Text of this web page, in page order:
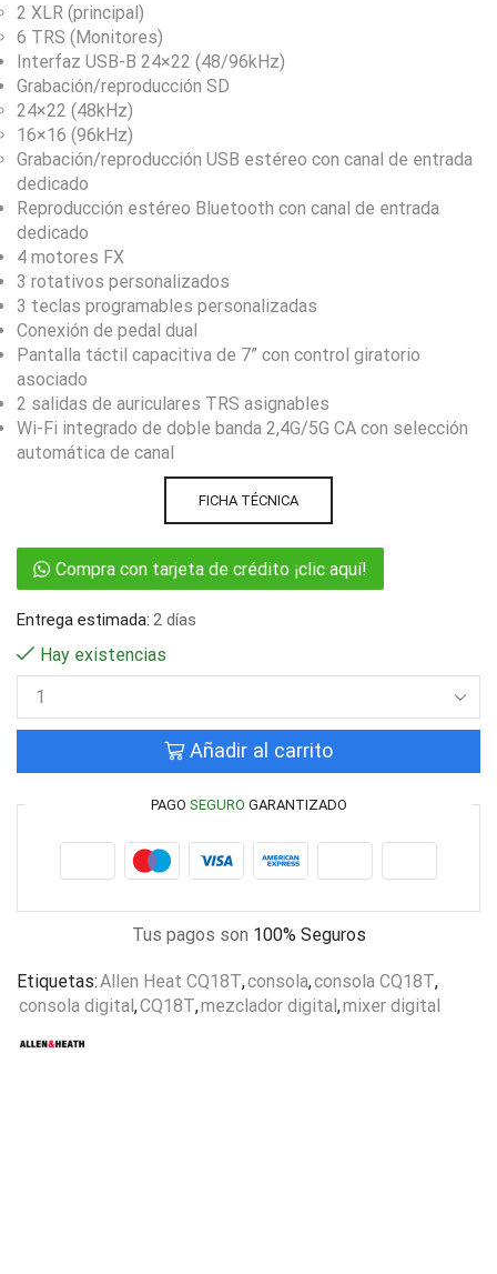
2 XLR (principal)
6 TRS (Monitores)
Interfaz USB-B 24×22 (48/96kHz)
Grabación/reproducción SD
24×22 (48kHz)
16×16 (96kHz)
Grabación/reproducción USB estéreo con canal de entrada
dedicado
Reproducción estéreo Bluetooth con canal de entrada
dedicado
4 motores FX
3 rotativos personalizados
3 teclas programables personalizadas
Conexión de pedal dual
Pantalla táctil capacitiva de 7” con control giratorio
asociado
2 salidas de auriculares TRS asignables
Wi-Fi integrado de doble banda 2,4G/5G CA con selección
automática de canal
FICHA TÉCNICA
Compra con tarjeta de crédito ¡clic aquí!
Entrega estimada: 2 días
Hay existencias
Añadir al carrito
PAGO SEGURO GARANTIZADO
Tus pagos son 100% Seguros
Etiquetas:Allen Heat CQ18T,consola,consola CQ18T,
consola digital,CQ18T,mezclador digital,mixer digital